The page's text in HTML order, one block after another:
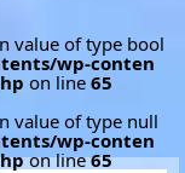
value of type bool
wp-conten
on line 65
value of type null
wp-conten
on line65